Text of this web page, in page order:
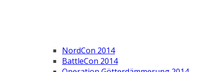
NordCon 2014
BattleCon 2014